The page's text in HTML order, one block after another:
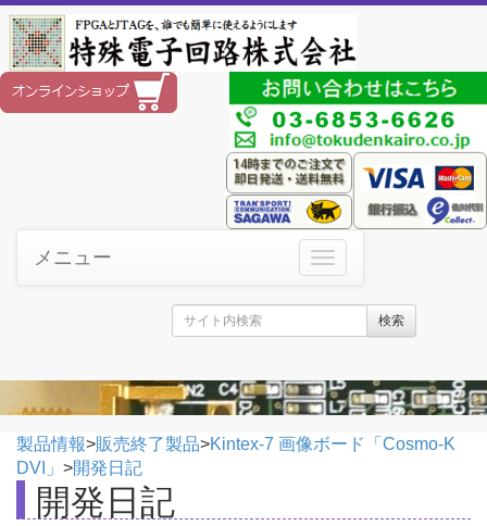
メニュー
検索
製品情報>販売終了製品>Kintex-7 画像ボード「Cosmo-K
DVI」 >開発日記
開発日記